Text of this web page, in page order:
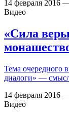
14 февраля 2016
Видео
«Сила
Тема очередного
диалоги» —
14 февраля 2016
Видео